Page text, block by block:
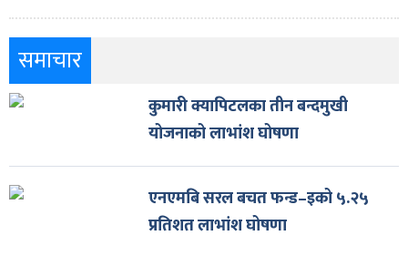
समाचार
कुमारी क्यापिटलका तीन बन्दमुखी
योजनाको लाभांश घोषणा
एनएमबि सरल बचत फन्ड–इको ५.२५
प्रतिशत लाभांश घोषणा